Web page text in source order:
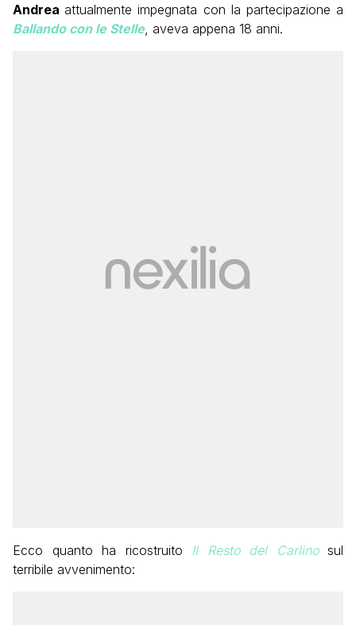
Andrea attualmente impegnata con la partecipazione a
Ballando con le Stelle, aveva appena 18 anni.
Ecco quanto ha ricostruito Il Resto del Carlino sul
terribile avvenimento: